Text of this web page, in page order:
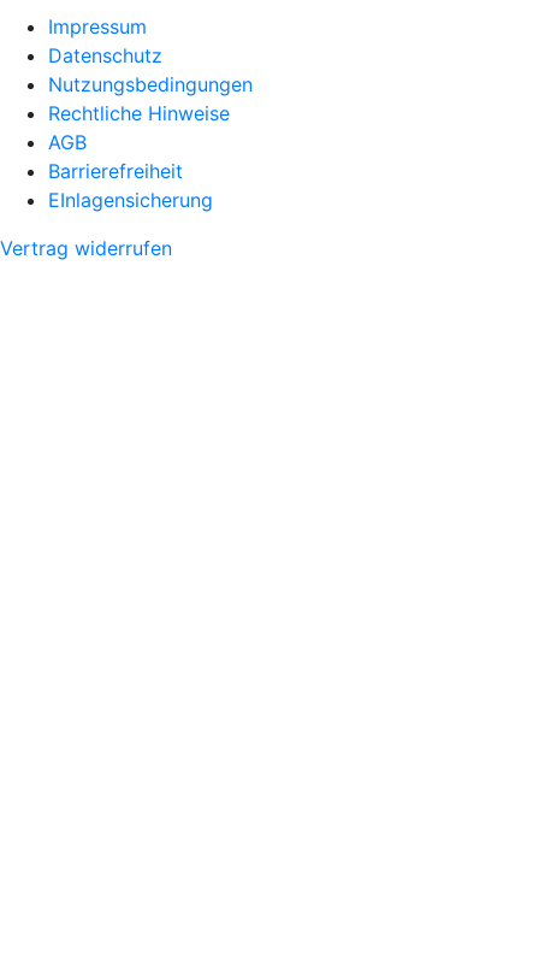
Impressum
Datenschutz
Nutzungsbedingungen
Rechtliche Hinweise
AGB
Barrierefreiheit
EInlagensicherung
Vertrag widerrufen